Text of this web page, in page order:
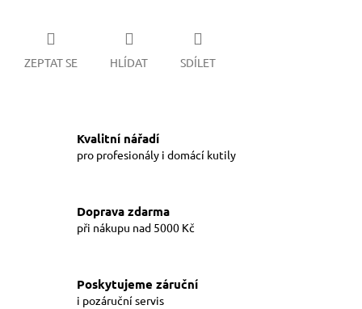
ZEPTAT SE HLÍDAT SDÍLET
Kvalitní nářadí
pro profesionály i domácí kutily
Doprava zdarma
při nákupu nad 5000 Kč
Poskytujeme záruční
i pozáruční servis